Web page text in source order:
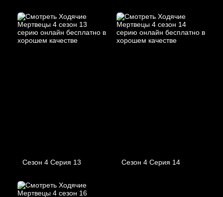
Сезон 4 Серия 13 Сезон 4 Серия 14